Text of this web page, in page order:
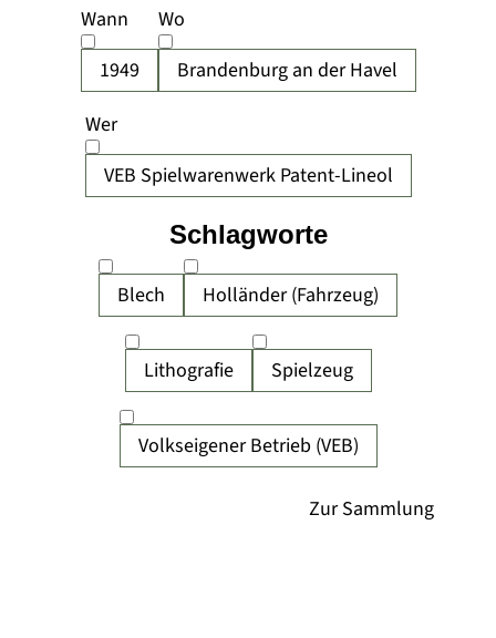
Wann
1949
Wo
Brandenburg an der Havel
Wer
VEB Spielwarenwerk Patent-Lineol
Blech Holländer (Fahrzeug)
Lithografie Spielzeug
Volkseigener Betrieb (VEB)
Schlagworte